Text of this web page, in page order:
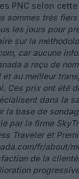
PNC selon
sommes très
les jours pour
sur la
car aucune
a reçu de
et au meilleur
Ces prix ont été
dans la
la base de
par la firme
Traveler et
fr/about/
de la